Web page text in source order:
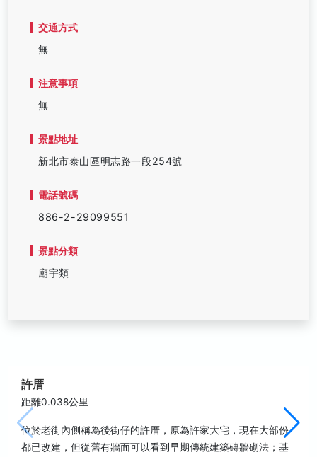
交通方式
無
注意事項
無
景點地址
新北市泰山區明志路一段254號
電話號碼
886-2-29099551
景點分類
廟宇類
許厝
距離0.038公里
位於老街內側稱為後街仔的許厝，原為許家大宅，現在大部份
都已改建，但從舊有牆面可以看到早期傳統建築磚牆砌法；基